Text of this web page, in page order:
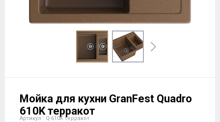
Мойка для кухни GranFest Quadro
610K терракот
Артикул : Q-610K терракот